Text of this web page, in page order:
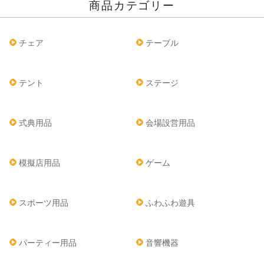
商品カテゴリー
チェア テーブル
テント ステージ
式典用品 会場設営用品
模擬店用品 ゲーム
スポーツ用品 ふわふわ遊具
パーティー用品 音響機器